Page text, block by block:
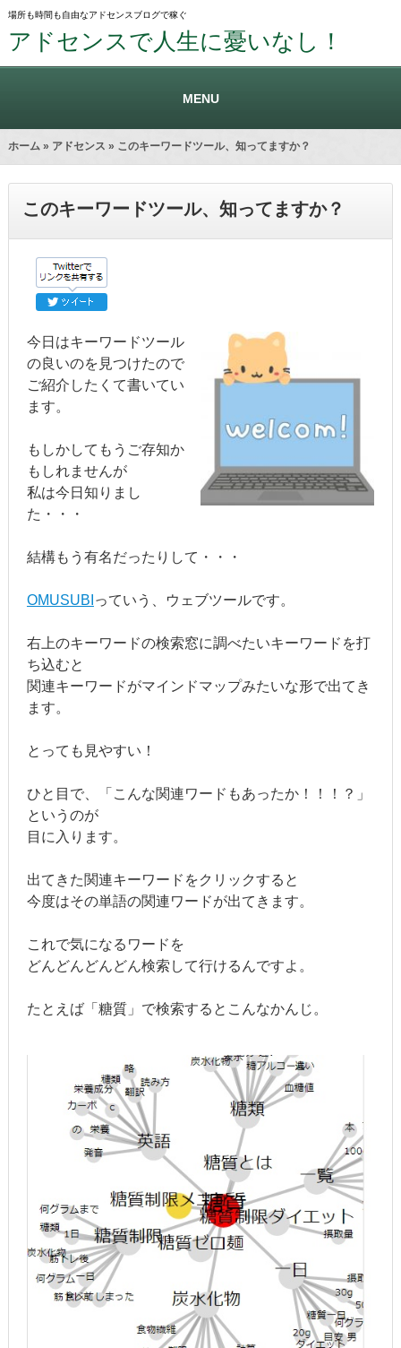
場所も時間も自由なアドセンスブログで稼ぐ
アドセンスで人生に憂いなし！
MENU
ホーム» アドセンス » このキーワードツール、知ってますか？
このキーワードツール、知ってますか？
今日はキーワードツール
の良いのを見つけたので
ご紹介したくて書いてい
ます。
もしかしてもうご存知か
もしれませんが
私は今日知りまし
た・・・
結構もう有名だったりして・・・
OMUSUBI っていう、ウェブツールです。
右上のキーワードの検索窓に調べたいキーワードを打
ち込むと
関連キーワードがマインドマップみたいな形で出てき
ます。
とっても見やすい！
ひと目で、「こんな関連ワードもあったか！！！？」
というのが
目に入ります。
出てきた関連キーワードをクリックすると
今度はその単語の関連ワードが出てきます。
これで気になるワードを
どんどんどんどん検索して行けるんですよ。
たとえば「糖質」で検索するとこんなかんじ。